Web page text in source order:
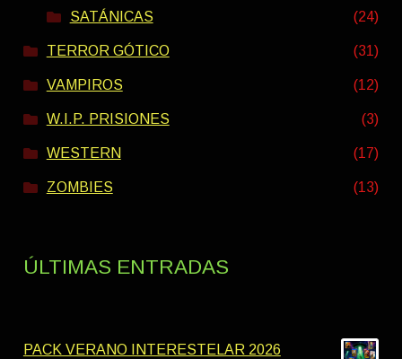
SATÁNICAS (24)
TERROR GÓTICO (31)
VAMPIROS (12)
W.I.P. PRISIONES (3)
WESTERN (17)
ZOMBIES (13)
ÚLTIMAS ENTRADAS
PACK VERANO INTERESTELAR 2026